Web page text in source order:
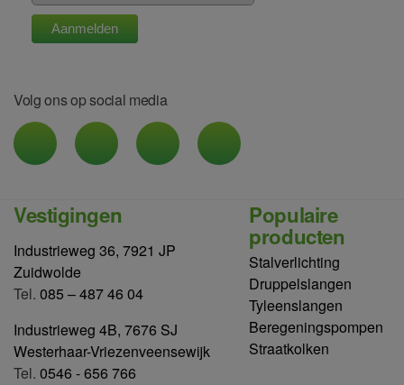
Volg ons op social media
Vestigingen
Industrieweg 36, 7921 JP
Zuidwolde
Tel. 085 – 487 46 04
Industrieweg 4B, 7676 SJ
Westerhaar-Vriezenveensewijk
Tel. 0546 - 656 766
Populaire
producten
Stalverlichting
Druppelslangen
Tyleenslangen
Beregeningspompen
Straatkolken